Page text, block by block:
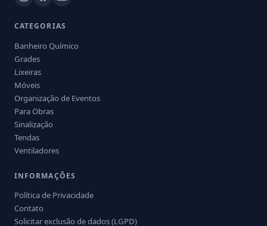
CATEGORIAS
Banheiro Químico
Grades
Lixeiras
Móveis
Organização de Eventos
Para Obras
Sinalização
Tendas
Ventiladores
INFORMAÇÕES
Política de Privacidade
Contato
Solicitar exclusão de dados (LGPD)